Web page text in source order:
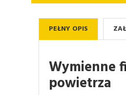
PEŁNY OPIS
Wymienne
powietrza